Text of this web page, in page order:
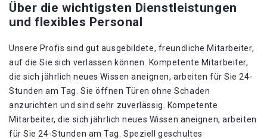
Über die wichtigsten Dienstleistungen
und flexibles Personal
Unsere Profis sind gut ausgebildete, freundliche Mitarbeiter,
auf die Sie sich verlassen können. Kompetente Mitarbeiter,
die sich jährlich neues Wissen aneignen, arbeiten für Sie 24-
Stunden am Tag. Sie öffnen Türen ohne Schaden
anzurichten und sind sehr zuverlässig. Kompetente
Mitarbeiter, die sich jährlich neues Wissen aneignen, arbeiten
für Sie 24-Stunden am Tag. Speziell geschultes